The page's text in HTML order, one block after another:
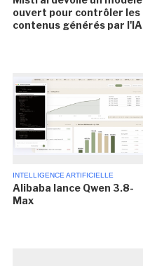
ouvert pour contrôler les
contenus générés par l'IA
INTELLIGENCE ARTIFICIELLE
Alibaba lance Qwen 3.8-
Max